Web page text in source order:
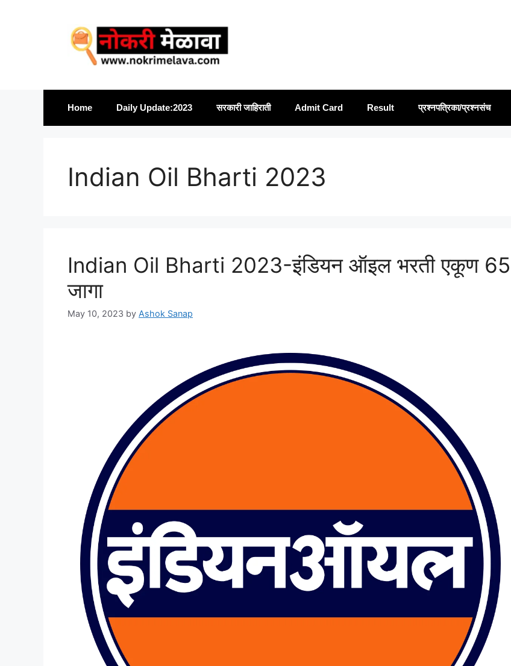
Home Daily Update:2023 सरकारी जाहिराती Admit Card Result प्रश्नपत्रिका/प्रश्नसंच
Indian Oil Bharti 2023
Indian Oil Bharti 2023-इंडियन ऑइल भरती एकूण 65
जागा
May 10, 2023 by Ashok Sanap